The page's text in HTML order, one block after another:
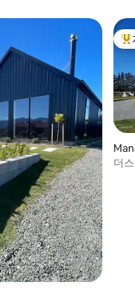
상
더